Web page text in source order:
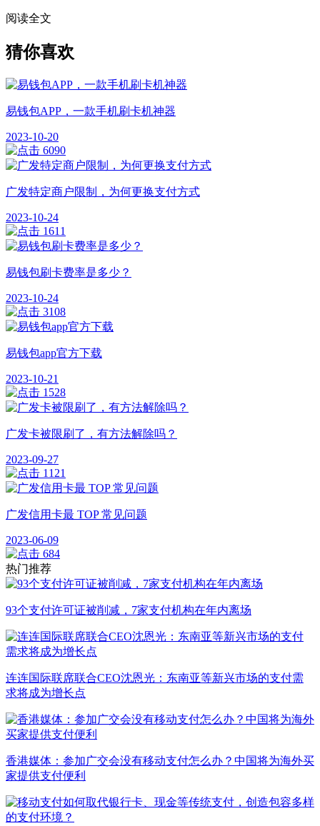
阅读全文
猜你喜欢
易钱包APP，一款手机刷卡机神器
2023-10-20
6090
广发特定商户限制，为何更换支付方式
2023-10-24
1611
易钱包刷卡费率是多少？
2023-10-24
3108
易钱包app官方下载
2023-10-21
1528
广发卡被限刷了，有方法解除吗？
2023-09-27
1121
广发信用卡最 TOP 常见问题
2023-06-09
684
热门推荐
93个支付许可证被削减，7家支付机构在年内离场
连连国际联席联合CEO沈恩光：东南亚等新兴市场的支付需
求将成为增长点
香港媒体：参加广交会没有移动支付怎么办？中国将为海外买
家提供支付便利